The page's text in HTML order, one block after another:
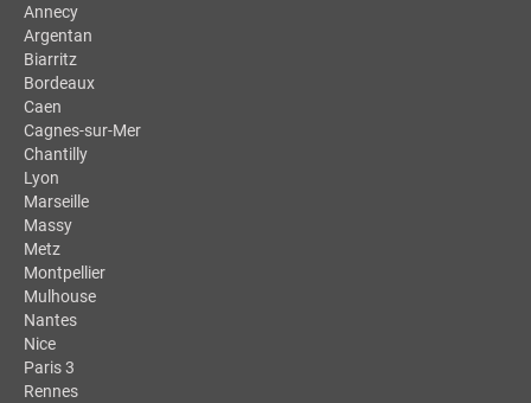
Annecy
Argentan
Biarritz
Bordeaux
Caen
Cagnes-sur-Mer
Chantilly
Lyon
Marseille
Massy
Metz
Montpellier
Mulhouse
Nantes
Nice
Paris 3
Rennes